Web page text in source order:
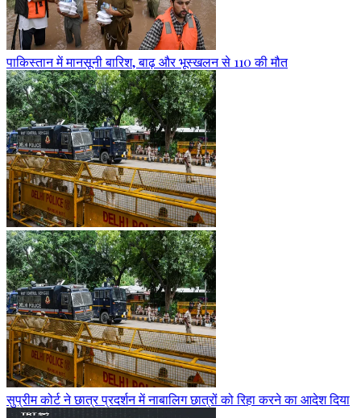
पाकिस्तान में मानसूनी बारिश, बाढ़ और भूस्खलन से 110 की मौत
सुप्रीम कोर्ट ने छात्र प्रदर्शन में नाबालिग छात्रों को रिहा करने का आदेश दिया